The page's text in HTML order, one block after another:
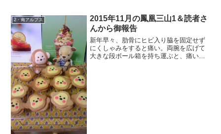
2・南アルプス
2015年11月の鳳凰三山1＆読者さ
んから御報告
新年早々、肋骨にヒビ入り脇を固定せず
にくしゃみをすると痛い。両腕を広げて
大きな段ボール箱を持ち運ぶと、痛い。